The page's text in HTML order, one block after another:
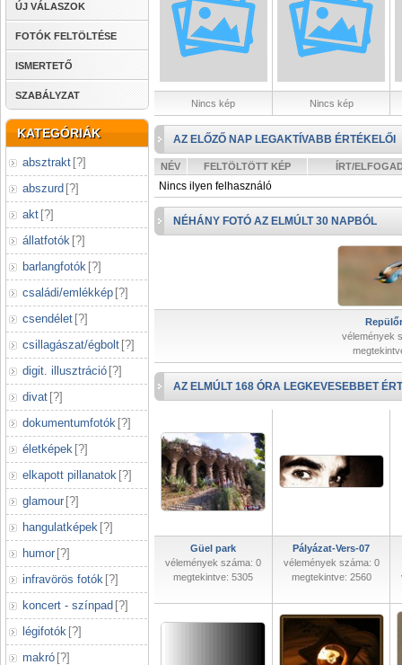
ÚJ VÁLASZOK
FOTÓK FELTÖLTÉSE
ISMERTETŐ
SZABÁLYZAT
KATEGÓRIÁK
absztrakt [?]
abszurd [?]
akt [?]
állatfotók [?]
barlangfotók [?]
családi/emlékkép [?]
csendélet [?]
csillagászat/égbolt [?]
digit. illusztráció [?]
divat [?]
dokumentumfotók [?]
életképek [?]
elkapott pillanatok [?]
glamour [?]
hangulatképek [?]
humor [?]
infravörös fotók [?]
koncert - színpad [?]
légifotók [?]
makró [?]
Nincs kép Nincs kép
AZ ELŐZŐ NAP LEGAKTÍVABB ÉRTÉKELŐI
NÉV FELTÖLTÖTT KÉP ÍRT/
Nincs ilyen felhasználó
NÉHÁNY FOTÓ AZ ELMÚLT 30 NAPBÓL
vélemények
AZ ELMÚLT 168 ÓRA LEGKEVESEBBET
Güel park
vélemények száma: 0
megtekintve: 5305
Pályázat-Vers-07
vélemények száma: 0
megtekintve: 2560